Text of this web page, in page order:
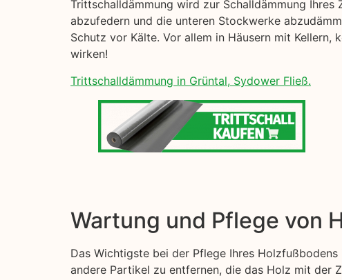
Trittschalldämmung wird zur Schalldämmung
abzufedern und die unteren Stockwerke
Schutz vor Kälte. Vor allem in Häusern mit Kellern,
wirken!
Trittschalldämmung in Grüntal, Sydower Fließ.
Wartung und Pflege von
Das Wichtigste bei der Pflege Ihres
andere Partikel zu entfernen, die das Holz mit der